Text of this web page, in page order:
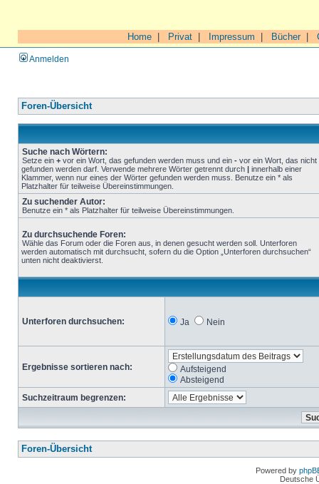
Home Privat Impressum Bücher|
Anmelden
Foren-Übersicht
Suche nach Wörtern:
Setze ein + vor ein Wort, das gefunden werden muss und ein - vor ein Wort, das nicht
gefunden werden darf. Verwende mehrere Wörter getrennt durch | innerhalb einer
Klammer, wenn nur eines der Wörter gefunden werden muss. Benutze ein * als
Platzhalter für teilweise Übereinstimmungen.
Zu suchender Autor:
Benutze ein * als Platzhalter für teilweise Übereinstimmungen.
Zu durchsuchende Foren:
Wähle das Forum oder die Foren aus, in denen gesucht werden soll. Unterforen
werden automatisch mit durchsucht, sofern du die Option „Unterforen durchsuchen“
unten nicht deaktivierst.
Unterforen durchsuchen: Ja Nein
Ergebnisse sortieren nach:
Aufsteigend
Absteigend
Suchzeitraum begrenzen:
Foren-Übersicht
Powered by
Deutsche